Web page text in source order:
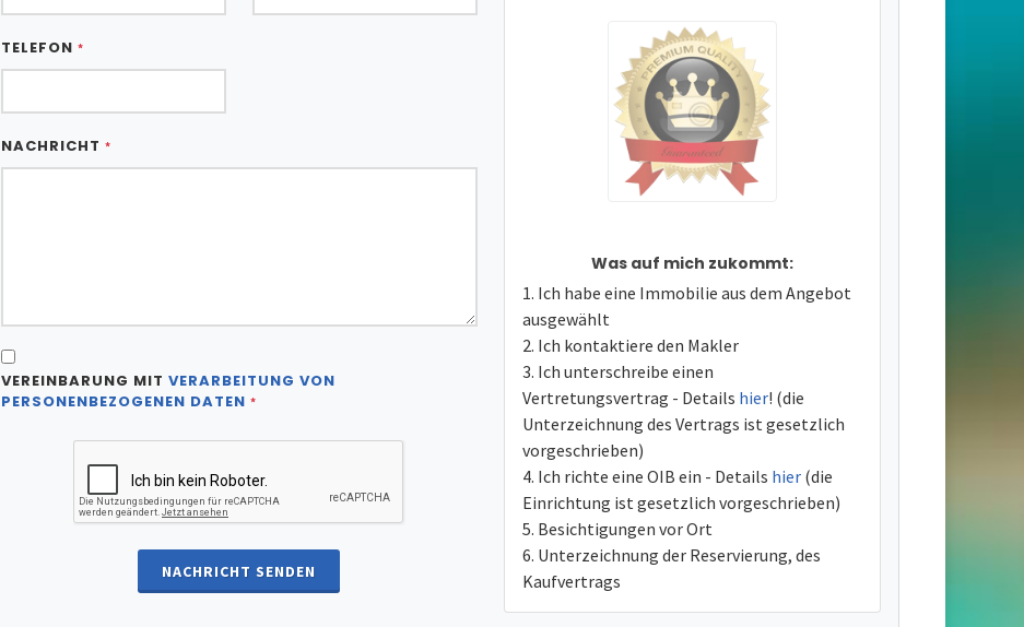
TELEFON *
NACHRICHT *
VEREINBARUNG MIT VERARBEITUNG VON
PERSONENBEZOGENEN DATEN *
NACHRICHT SENDEN
Was auf mich zukommt:
Ich habe eine Immobilie aus dem Angebot
ausgewählt
Ich kontaktiere den Makler
Ich unterschreibe einen
Vertretungsvertrag - Details hier! (die
Unterzeichnung des Vertrags ist gesetzlich
vorgeschrieben)
Ich richte eine OIB ein - Details hier (die
Einrichtung ist gesetzlich vorgeschrieben)
Besichtigungen vor Ort
Unterzeichnung der Reservierung, des
Kaufvertrags